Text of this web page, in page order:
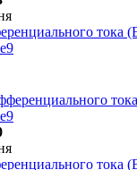
тока
тока